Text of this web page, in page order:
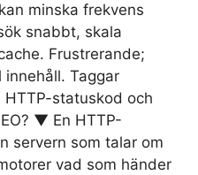
minska frekvens
snabbt, skala
Frustrerande;
Taggar
statuskod och
▼ En HTTP-
servern som talar om
vad som händer